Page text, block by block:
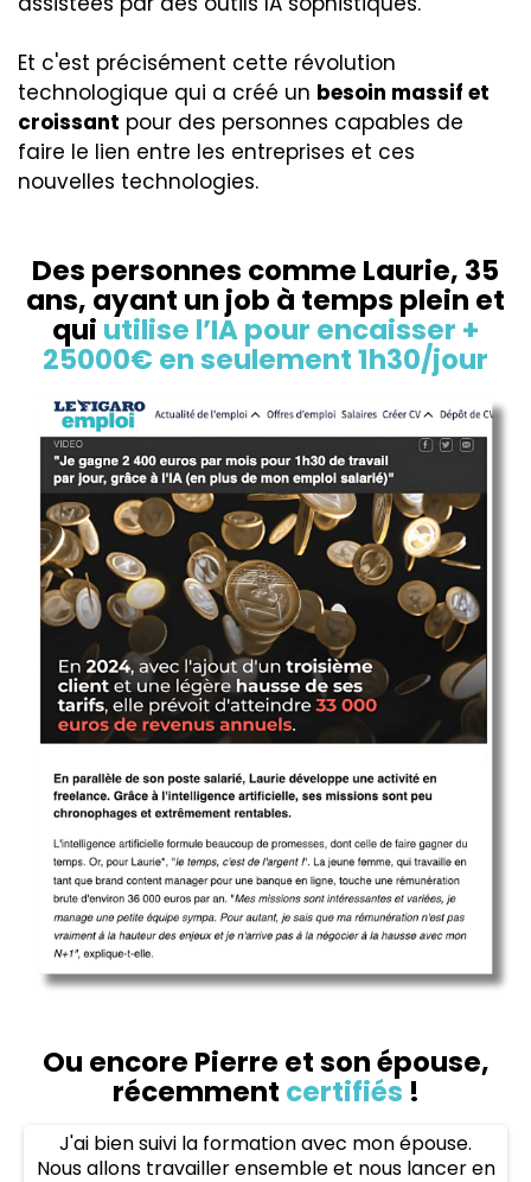
Et c'est précisément cette révolution
technologique qui a créé un besoin massif et
croissant pour des personnes capables de
faire le lien entre les entreprises et ces
nouvelles technologies.
Des personnes comme Laurie, 35
ans, ayant un job à temps plein et
qui utilise l’IA pour encaisser +
25000€ en seulement 1h30/jour
Ou encore Pierre et son épouse,
récemment certifiés !
J'ai bien suivi la formation avec mon épouse.
Nous allons travailler ensemble et nous lancer en